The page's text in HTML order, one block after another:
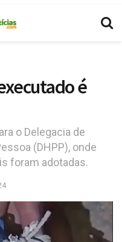
é
o Delegacia de
(DHPP), onde
foram adotadas.